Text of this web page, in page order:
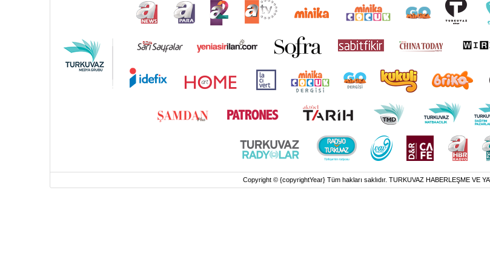
Copyright © {copyrightYear} Tüm hakları saklıdır. TURKUVAZ HABERLEŞME VE